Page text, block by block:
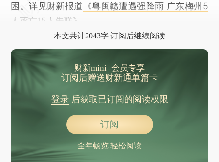
困。详见财新报道 《粤闽赣遭遇强降雨 广东梅州5
人死亡15人失联》
本文共计2043字 订阅后继续阅读
财新mini+会员专享
订阅后赠送财新通单篇卡
登录后获取已订阅的阅读权限
订阅
全年畅览 轻松阅读